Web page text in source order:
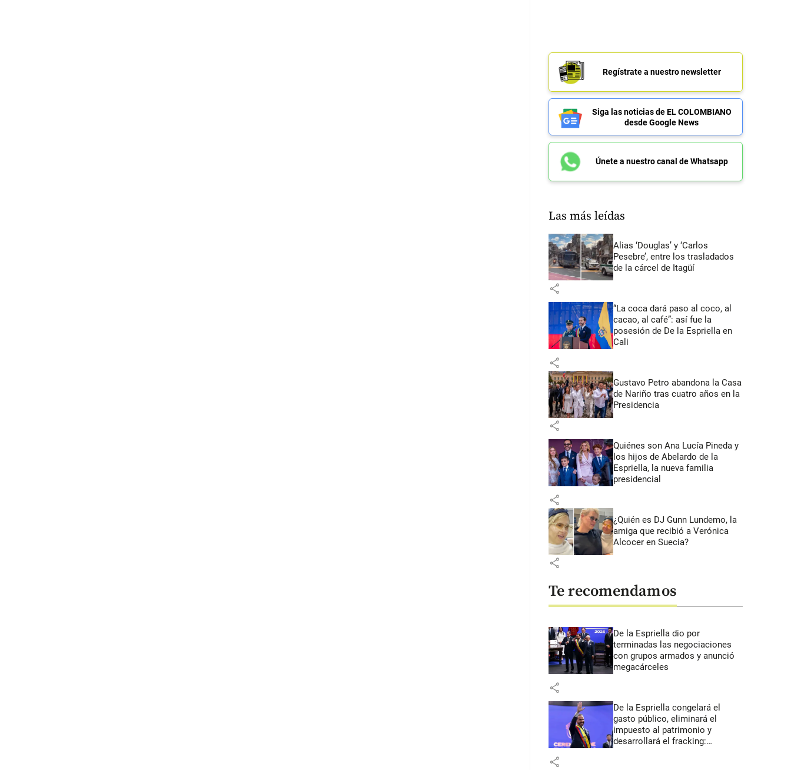
Regístrate a nuestro newsletter
Siga las noticias de EL COLOMBIANO
desde Google News
Únete a nuestro canal de Whatsapp
Las más leídas
Alias ‘Douglas’ y ‘Carlos
Pesebre’, entre los trasladados
de la cárcel de Itagüí
share
“La coca dará paso al coco, al
cacao, al café”: así fue la
posesión de De la Espriella en
Cali
share
Gustavo Petro abandona la Casa
de Nariño tras cuatro años en la
Presidencia
share
Quiénes son Ana Lucía Pineda y
los hijos de Abelardo de la
Espriella, la nueva familia
presidencial
share
¿Quién es DJ Gunn Lundemo, la
amiga que recibió a Verónica
Alcocer en Suecia?
share
Te recomendamos
De la Espriella dio por
terminadas las negociaciones
con grupos armados y anunció
megacárceles
share
De la Espriella congelará el
gasto público, eliminará el
impuesto al patrimonio y
desarrollará el fracking:
share